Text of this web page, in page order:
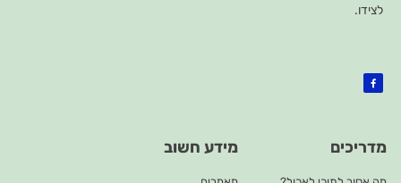
לצידו.
מדריכים מידע חשוב